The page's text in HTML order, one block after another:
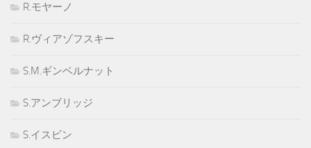
R.モヤーノ
R.ヴィアゾフスキー
S.M.ギンベルナット
S.アンブリッジ
S.イスビン